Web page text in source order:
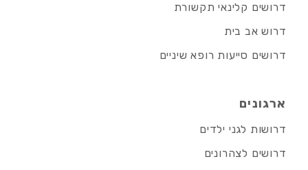
דרושים קלינאי תקשורת
דרוש אב בית
דרושים סייעות רופא שיניים
ארגונים
דרושות לגני ילדים
דרושים לצהרונים